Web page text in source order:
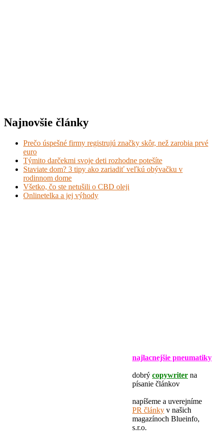
Najnovšie články
Prečo úspešné firmy registrujú značky skôr, než zarobia prvé
euro
Týmito darčekmi svoje deti rozhodne potešíte
Staviate dom? 3 tipy ako zariadiť veľkú obývačku v
rodinnom dome
Všetko, čo ste netušili o CBD oleji
Onlinetelka a jej výhody
najlacnejšie pneumatiky
dobrý copywriter na
písanie článkov
napíšeme a uverejníme
PR články v našich
magazínoch Blueinfo,
s.r.o.